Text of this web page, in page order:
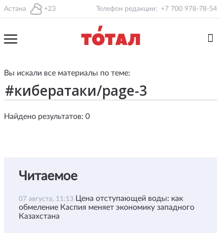
Астана +23 Телефон редакции: +7 700 978-78-54
Вы искали все материалы по теме:
Найдено результатов: 0
Читаемое
07 августа, 11:13 Цена отступающей воды: как
обмеление Каспия меняет экономику западного
Казахстана